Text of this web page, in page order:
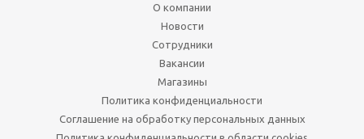
О компании
Новости
Сотрудники
Вакансии
Магазины
Политика конфиденциальности
Соглашение на обработку персональных данных